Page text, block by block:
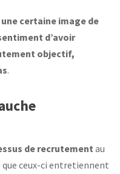
une certaine image de
d’avoir
objectif,
.
de recrutementau
ceux-ci entretiennent